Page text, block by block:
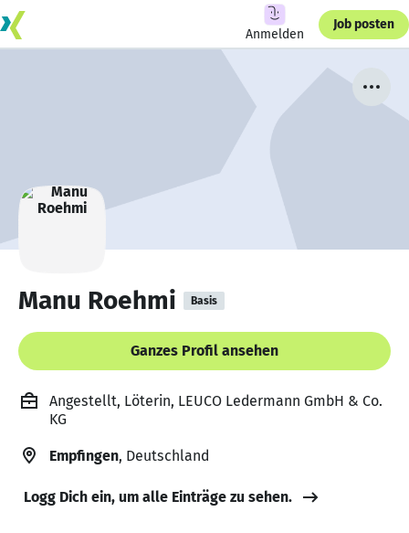
Anmelden
Job posten
Manu Roehmi Basis
Ganzes Profil ansehen
Angestellt, Löterin, LEUCO Ledermann GmbH & Co.
KG
Empfingen, Deutschland
Logg Dich ein, um alle Einträge zu sehen.